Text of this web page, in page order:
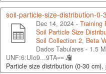
soil-particle-size-distribution-
Dec 14, 2024 - Training
Soil Particle Size
Soil Collection 2, Beta
Dados Tabulares - 1.5
UNF:6:UIo9...9TA==
Particle size distribution (0-30 cm),